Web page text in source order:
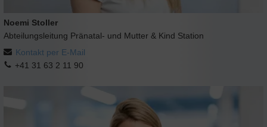
Noemi Stoller
Abteilungsleitung Pränatal- und Mutter & Kind Station
Kontakt per E-Mail
+41 31 63 2 11 90